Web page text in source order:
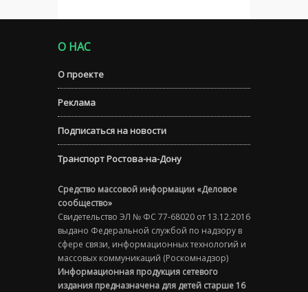
О НАС
О проекте
Реклама
Подписаться на новости
Транспорт Ростова-на-Дону
Средство массовой информации «Деловое
сообщество»
Свидетельство ЭЛ № ФС 77-68020 от 13.12.2016
выдано Федеральной службой по надзору в
сфере связи, информационных технологий и
массовых коммуникаций (Роскомнадзор)
Информационная продукция сетевого
издания предназначена для детей старше 16